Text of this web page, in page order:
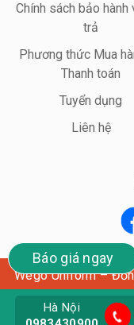
Báo giá ngay
Chính sách bảo hành
trả
Phương thức Mua
Thanh toán
Tuyển dụng
Liên hệ
Wego Uniform –
Hà Nội